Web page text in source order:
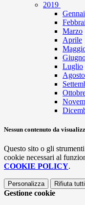
2019
Marzo
Aprile
Luglio
Agosto
Nessun contenuto da
Questo sito o gli
cookie necessari al
COOKIE POLICY.
Personalizza Rifiuta tutti
Gestione cookie